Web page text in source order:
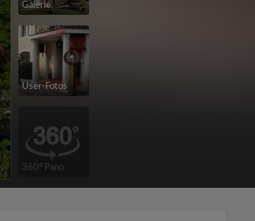
Galerie
User-Fotos
360° Pano